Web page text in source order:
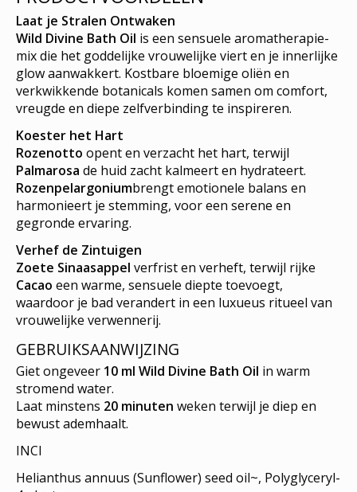
Laat je Stralen Ontwaken
Wild Divine Bath Oil is een sensuele aromatherapie-
mix die het goddelijke vrouwelijke viert en je innerlijke
glow aanwakkert. Kostbare bloemige oliën en
verkwikkende botanicals komen samen om comfort,
vreugde en diepe zelfverbinding te inspireren.
Koester het Hart
Rozenotto opent en verzacht het hart, terwijl
Palmarosa de huid zacht kalmeert en hydrateert.
Rozenpelargoniumbrengt emotionele balans en
harmonieert je stemming, voor een serene en
gegronde ervaring.
Verhef de Zintuigen
Zoete Sinaasappel verfrist en verheft, terwijl rijke
Cacao een warme, sensuele diepte toevoegt,
waardoor je bad verandert in een luxueus ritueel van
vrouwelijke verwennerij.
GEBRUIKSAANWIJZING
Giet ongeveer 10 ml Wild Divine Bath Oil in warm
stromend water.
Laat minstens 20 minuten weken terwijl je diep en
bewust ademhaalt.
INCI
Helianthus annuus (Sunflower) seed oil~, Polyglyceryl-